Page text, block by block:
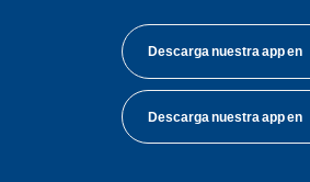
Descarga nuestra app en
Descarga nuestra app en